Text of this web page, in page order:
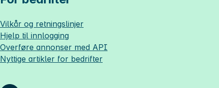
Vilkår og retningslinjer
Hjelp til innlogging
Overføre annonser med API
Nyttige artikler for bedrifter